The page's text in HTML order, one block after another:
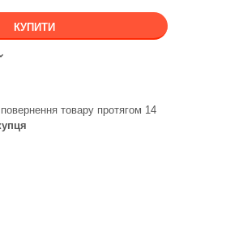
КУПИТИ
повернення товару протягом 14